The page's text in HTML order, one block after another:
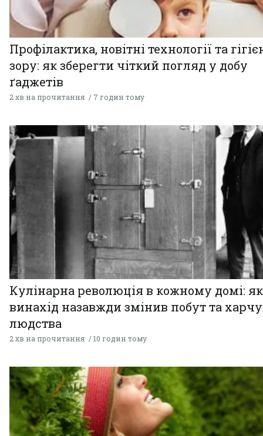
Профілактика, новітні технології та
зору: як зберегти чіткий погляд у добу
ґаджетів
2 хв на прочитання 7 годин тому
Кулінарна революція в кожному домі:
винахід назавжди змінив побут та
людства
2 хв на прочитання 10 годин тому